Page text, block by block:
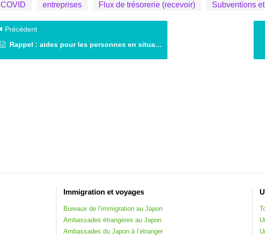
COVID
entreprises Flux de trésorerie (recevoir) Subventions
Précédent
Rappel : aides pour les personnes en situation précaire
Immigration et voyages
Bureaux de l’immigration au Japon
Ambassades étrangères au Japon
Ambassades du Japon à l’étranger